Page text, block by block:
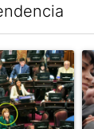
con el